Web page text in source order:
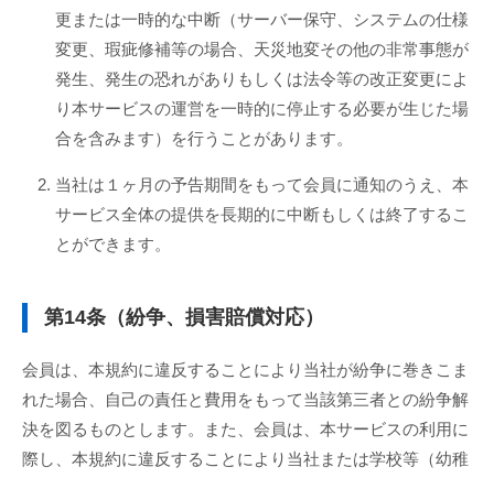
更または一時的な中断（サーバー保守、システムの仕様
変更、瑕疵修補等の場合、天災地変その他の非常事態が
発生、発生の恐れがありもしくは法令等の改正変更によ
り本サービスの運営を一時的に停止する必要が生じた場
合を含みます）を行うことがあります。
当社は１ヶ月の予告期間をもって会員に通知のうえ、本
サービス全体の提供を長期的に中断もしくは終了するこ
とができます。
第14条（紛争、損害賠償対応）
会員は、本規約に違反することにより当社が紛争に巻きこま
れた場合、自己の責任と費用をもって当該第三者との紛争解
決を図るものとします。また、会員は、本サービスの利用に
際し、本規約に違反することにより当社または学校等（幼稚